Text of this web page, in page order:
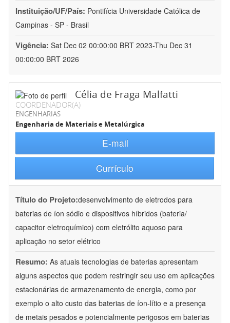
Instituição/UF/País: Pontifícia Universidade Católica de
Campinas - SP - Brasil
Vigência: Sat Dec 02 00:00:00 BRT 2023-Thu Dec 31
00:00:00 BRT 2026
Célia de Fraga Malfatti
COORDENADOR(A)
ENGENHARIAS
Engenharia de Materiais e Metalúrgica
E-mail
Currículo
Título do Projeto:desenvolvimento de eletrodos para
baterias de íon sódio e dispositivos híbridos (bateria/
capacitor eletroquímico) com eletrólito aquoso para
aplicação no setor elétrico
Resumo: As atuais tecnologias de baterias apresentam
alguns aspectos que podem restringir seu uso em aplicações
estacionárias de armazenamento de energia, como por
exemplo o alto custo das baterias de íon-lítio e a presença
de metais pesados e potencialmente perigosos em baterias